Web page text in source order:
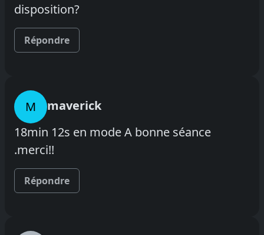
disposition?
Répondre
M
maverick
18min 12s en mode A bonne séance
.merci!!
Répondre